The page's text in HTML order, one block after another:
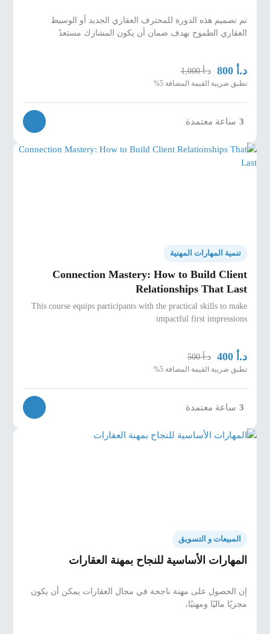
تم تصميم هذه الدورة للمحترف العقاري الجديد أو الوسيط
العقاري الطموح بهدف ضمان أن يكون المشارك مستعدً
د.أ 800 د.أ1,000
تطبق ضريبة القيمة المضافة 5%
3 ساعة معتمدة
تنمية المهارات المهنية
Connection Mastery: How to Build Client
Relationships That Last
This course equips participants with the practical skills to make
impactful first impressions
د.أ 400 د.أ500
تطبق ضريبة القيمة المضافة 5%
3 ساعة معتمدة
المبيعات و التسويق
المهارات الأساسية للنجاح بمهنة العقارات
إن الحصول على مهنة ناجحة في مجال العقارات يمكن أن يكون
مجزيًا ماليًا ومهنيًا،